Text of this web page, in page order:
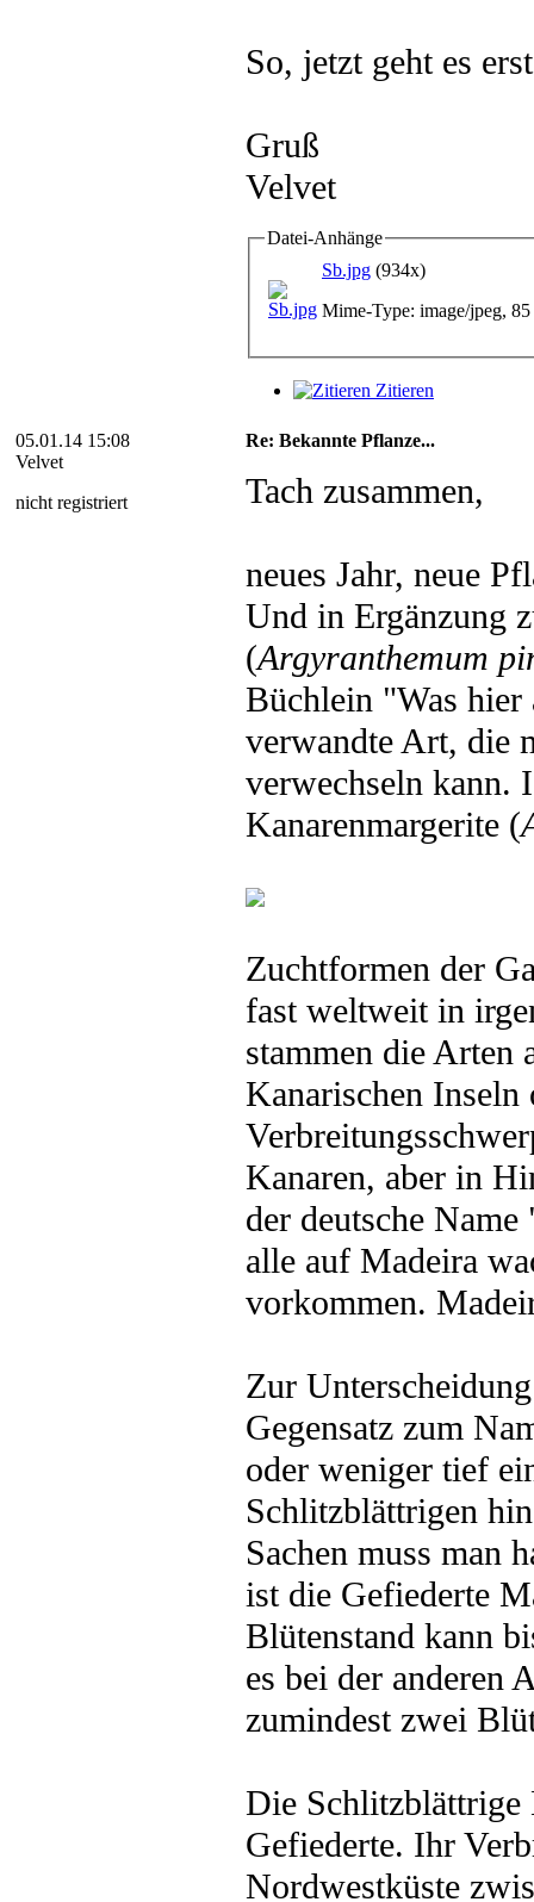
So, jetzt geht es
Gruß
Velvet
Datei-Anhänge
Sb.jpg (934x)
Mime-Type: image/jpeg,
Zitieren
05.01.14 15:08
Velvet
nicht registriert
Re: Bekannte Pflanze...
Tach zusammen,
neues Jahr, neue
Und in Ergänzung
(Argyranthemum
Büchlein "Was hier
verwandte Art, die
verwechseln kann.
Kanarenmargerite (
Zuchtformen der
fast weltweit in
stammen die Arten
Kanarischen
Kanaren, aber in
der deutsche
alle auf Madeira
vorkommen.
Zur
Gegensatz zum
oder weniger tief
Schlitzblättrigen
Sachen muss man
ist die Gefiederte
Blütenstand kann
es bei der anderen
zumindest zwei
Die Schlitzblättrige
Gefiederte. Ihr
Nordwestküste